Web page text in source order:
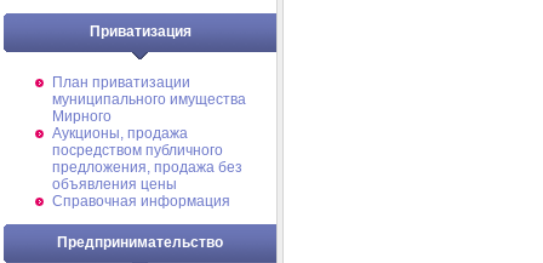
Приватизация
План приватизации
муниципального имущества
Мирного
Аукционы, продажа
посредством публичного
предложения, продажа без
объявления цены
Справочная информация
Предпринимательство